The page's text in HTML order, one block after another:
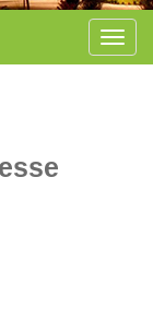
Menu